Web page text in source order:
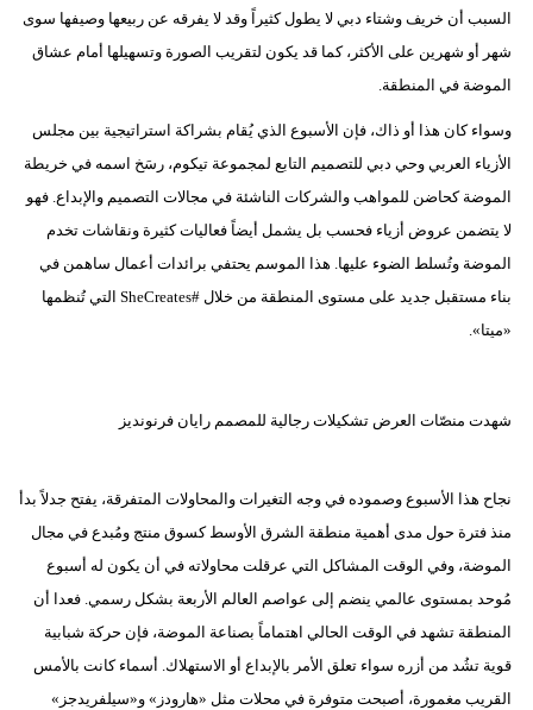
مدوَّنات
سيارات
السبب أن خريف وشتاء دبي لا يطول كثيراً وقد لا يفرقه عن ربيعها وصيفها سوى
شهر أو شهرين على الأكثر، كما قد يكون لتقريب الصورة وتسهيلها أمام عشاق
الموضة في المنطقة.
وسواء كان هذا أو ذاك، فإن الأسبوع الذي يُقام بشراكة استراتيجية بين مجلس
الأزياء العربي وحي دبي للتصميم التابع لمجموعة تيكوم، رسَخ اسمه في خريطة
الموضة كحاضن للمواهب والشركات الناشئة في مجالات التصميم والإبداع. فهو
لا يتضمن عروض أزياء فحسب بل يشمل أيضاً فعاليات كثيرة ونقاشات تخدم
الموضة وتُسلط الضوء عليها. هذا الموسم يحتفي برائدات أعمال ساهمن في
بناء مستقبل جديد على مستوى المنطقة من خلال #SheCreates التي تُنظمها
«ميتا».
شهدت منصّات العرض تشكيلات رجالية للمصمم رايان فرنونديز
نجاح هذا الأسبوع وصموده في وجه التغيرات والمحاولات المتفرقة، يفتح جدلاً بدأ
منذ فترة حول مدى أهمية منطقة الشرق الأوسط كسوق منتج ومُبدع في مجال
الموضة، وفي الوقت المشاكل التي عرقلت محاولاته في أن يكون له أسبوع
مُوحد بمستوى عالمي ينضم إلى عواصم العالم الأربعة بشكل رسمي. فعدا أن
المنطقة تشهد في الوقت الحالي اهتماماً بصناعة الموضة، فإن حركة شبابية
قوية تشُد من أزره سواء تعلق الأمر بالإبداع أو الاستهلاك. أسماء كانت بالأمس
القريب مغمورة، أصبحت متوفرة في محلات مثل «هارودز» و«سيلفريدجز»